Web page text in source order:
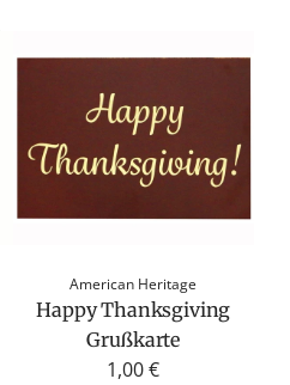
American Heritage
Happy Thanksgiving
Grußkarte
1,00 €